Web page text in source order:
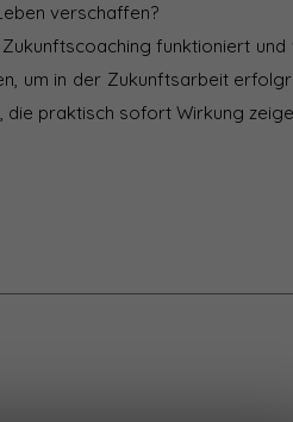
verschaffen?
funktioniert und
um in der Zukunftsarbeit
die praktisch sofort Wirkung